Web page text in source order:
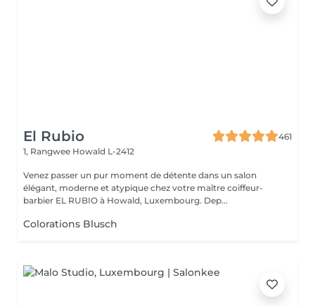
El Rubio
461
1, Rangwee Howald L-2412
Venez passer un pur moment de détente dans un salon
élégant, moderne et atypique chez votre maître coiffeur-
barbier EL RUBIO à Howald, Luxembourg. Dep...
Colorations Blusch